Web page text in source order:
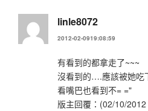
linle8072
2012-02-0919:08:59
有看到的都拿走了~~~
沒看到的….應該被她吃
看嘴巴也看到不= ="
版主回覆：(02/10/